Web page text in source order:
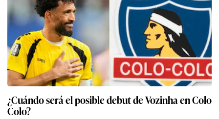
¿Cuándo será el posible debut de Vozinha en Colo
Colo?